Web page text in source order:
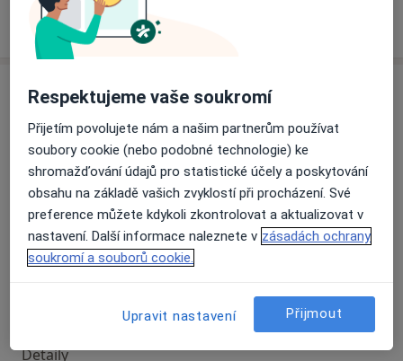
Klinická psychologie
Dětská psychologie
Služby a ceník služeb
Psychologické konzultace
Detaily
Psychologické poradenství
Detaily
Diagnostické testy
Detaily
Respektujeme vaše soukromí
Přijetím povolujete nám a našim partnerům používat
soubory cookie (nebo podobné technologie) ke
shromažďování údajů pro statistické účely a poskytování
obsahu na základě vašich zvyklostí při procházení. Své
preference můžete kdykoli zkontrolovat a aktualizovat v
nastavení. Další informace naleznete v zásadách ochrany
soukromí a souborů cookie.
Upravit nastavení Přijmout